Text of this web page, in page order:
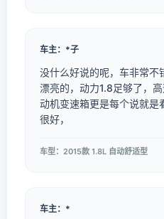
车主：*子
没什么好说的呢，车非常不
漂亮的，动力1.8足够了，
动机变速箱更是每个说就是
很好，
车型：2015款 1.8L 自动舒适型
车主：*